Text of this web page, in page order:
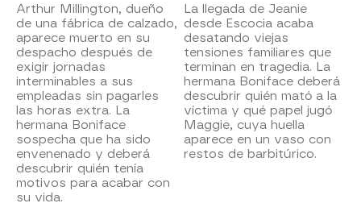
Arthur Millington, dueño
de una fábrica de calzado,
aparece muerto en su
despacho después de
exigir jornadas
interminables a sus
empleadas sin pagarles
las horas extra. La
hermana Boniface
sospecha que ha sido
envenenado y deberá
descubrir quién tenía
motivos para acabar con
su vida.
La llegada de Jeanie
desde Escocia acaba
desatando viejas
tensiones familiares que
terminan en tragedia. La
hermana Boniface deberá
descubrir quién mató a la
víctima y qué papel jugó
Maggie, cuya huella
aparece en un vaso con
restos de barbitúrico.